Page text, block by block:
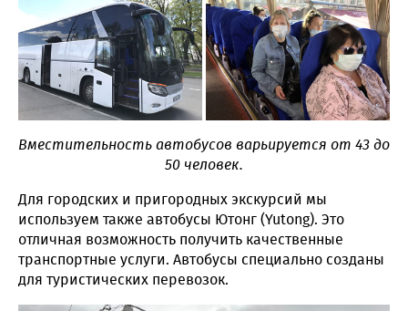
Вместительность автобусов варьируется от 43 до
50 человек.
Для городских и пригородных экскурсий мы
используем также автобусы Ютонг (Yutong). Это
отличная возможность получить качественные
транспортные услуги. Автобусы специально созданы
для туристических перевозок.